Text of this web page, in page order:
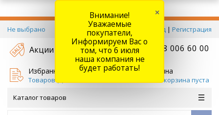
Не выбрано Вход | Регистрация
Акции +7 778 006 60 00
Избранное
Товаров (
Корзина
Ваша корзина пуста
Каталог товаров
Внимание!
Уважаемые
покупатели,
Информируем Вас о
том, что 6 июля
наша компания не
будет работать!
×